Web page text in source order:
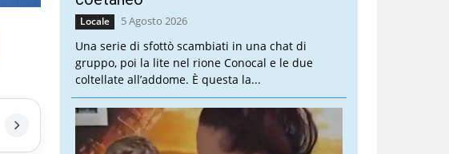
Locale 5 Agosto 2026
Una serie di sfottò scambiati in una chat di
gruppo, poi la lite nel rione Conocal e le due
coltellate all’addome. È questa la...